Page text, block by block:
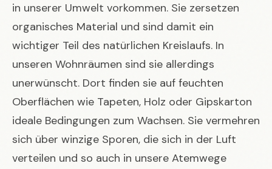
in unserer Umwelt vorkommen. Sie zersetzen
organisches Material und sind damit ein
wichtiger Teil des natürlichen Kreislaufs. In
unseren Wohnräumen sind sie allerdings
unerwünscht. Dort finden sie auf feuchten
Oberflächen wie Tapeten, Holz oder Gipskarton
ideale Bedingungen zum Wachsen. Sie vermehren
sich über winzige Sporen, die sich in der Luft
verteilen und so auch in unsere Atemwege